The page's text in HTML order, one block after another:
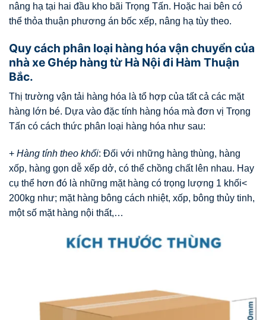
nâng hạ tại hai đầu kho bãi Trọng Tấn. Hoặc hai bên có
thể thỏa thuận phương án bốc xếp, nâng hạ tùy theo.
Quy cách phân loại hàng hóa vận chuyển của
nhà xe Ghép hàng từ Hà Nội đi Hàm Thuận
Bắc.
Thị trường vận tải hàng hóa là tổ hợp của tất cả các mặt
hàng lớn bé. Dựa vào đặc tính hàng hóa mà đơn vị Trọng
Tấn có cách thức phân loại hàng hóa như sau:
+ Hàng tính theo khối: Đối với những hàng thùng, hàng
xốp, hàng gọn dễ xếp dở, có thể chồng chất lên nhau. Hay
cụ thể hơn đó là những mặt hàng có trọng lượng 1 khối<
200kg như; mặt hàng bông cách nhiệt, xốp, bông thủy tinh,
một số mặt hàng nội thất,…